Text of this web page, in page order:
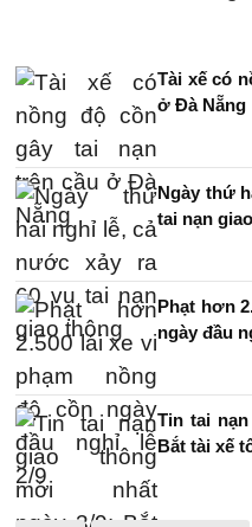
Tài xế có
ở Đà Nẵng
Ngày thứ
tai nạn
Phạt hơn
ngày đầu
Tin tai
Bắt tài xế